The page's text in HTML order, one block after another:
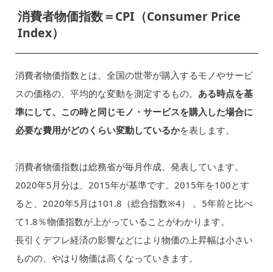
消費者物価指数＝CPI（Consumer Price
Index）
消費者物価指数とは、全国の世帯が購入するモノやサービ
スの価格の、平均的な変動を測定するもの。 ある時点を基
準にして、この時と同じモノ・サービスを購入した場合に
必要な費用がどのくらい変動しているかを表します。
消費者物価指数は総務省が毎月作成、発表しています。
2020年5月分は、2015年が基準です。2015年を100とす
ると、2020年5月は101.8（総合指数※4） 。5年前と比べ
て1.8％物価指数が上がっていることがわかります。
長引くデフレ経済の影響などにより物価の上昇幅は小さい
ものの、やはり物価は高くなっていきます。